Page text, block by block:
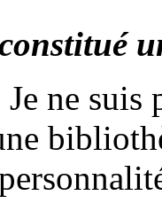
Je ne suis